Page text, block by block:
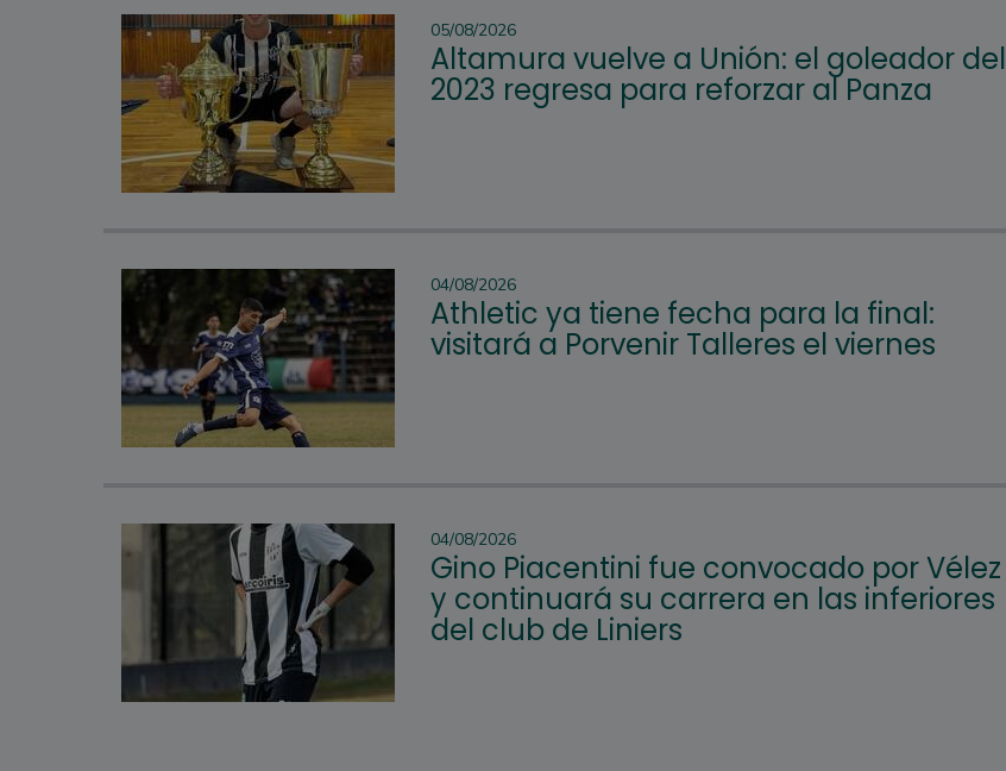
05/08/2026
Altamura vuelve a Unión: el goleador del
2023 regresa para reforzar al Panza
04/08/2026
Athletic ya tiene fecha para la final:
visitará a Porvenir Talleres el viernes
04/08/2026
Gino Piacentini fue convocado por Vélez
y continuará su carrera en las inferiores
del club de Liniers